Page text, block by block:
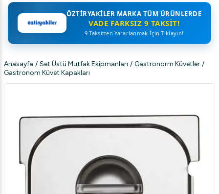
ÖZTIRYAKILER MARKA TÜM ÜRÜNLERDE
VADE FARKSIZ 9 TAKSIT!
9 Taksitten Yararlanmak İçin Tıklayın!
Anasayfa / Set Üstü Mutfak Ekipmanları / Gastronorm Küvetler /
Gastronom Küvet Kapakları